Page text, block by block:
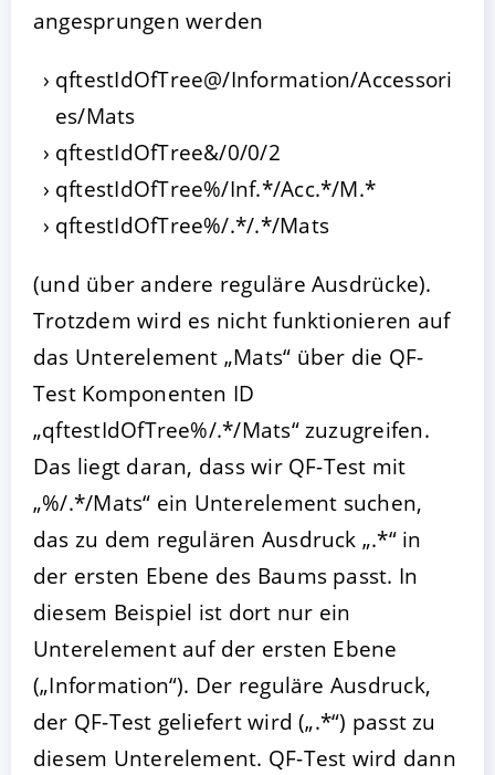
angesprungen werden
qftestIdOfTree@/Information/Accessori
es/Mats
qftestIdOfTree&/0/0/2
qftestIdOfTree%/Inf.*/Acc.*/M.*
qftestIdOfTree%/.*/.*/Mats
(und über andere reguläre Ausdrücke).
Trotzdem wird es nicht funktionieren auf
das Unterelement „Mats“ über die QF-
Test Komponenten ID
„qftestIdOfTree%/.*/Mats“ zuzugreifen.
Das liegt daran, dass wir QF-Test mit
„%/.*/Mats“ ein Unterelement suchen,
das zu dem regulären Ausdruck „.*“ in
der ersten Ebene des Baums passt. In
diesem Beispiel ist dort nur ein
Unterelement auf der ersten Ebene
(„Information“). Der reguläre Ausdruck,
der QF-Test geliefert wird („.*“) passt zu
diesem Unterelement. QF-Test wird dann